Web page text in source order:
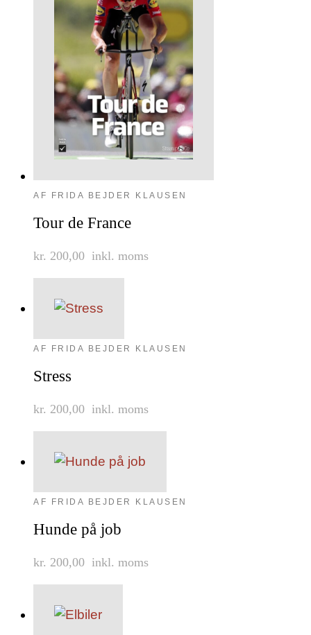
AF FRIDA BEJDER KLAUSEN
Tour de France
kr. 200,00 inkl. moms
AF FRIDA BEJDER KLAUSEN
Stress
kr. 200,00 inkl. moms
AF FRIDA BEJDER KLAUSEN
Hunde på job
kr. 200,00 inkl. moms